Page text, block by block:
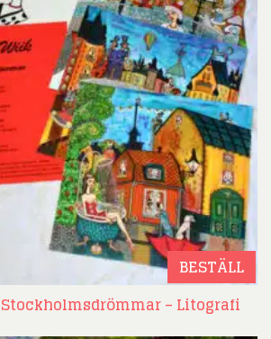
BESTÄLL
– Litografi